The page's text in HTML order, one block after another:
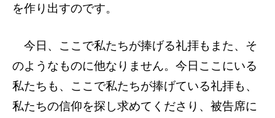
を作り出すのです。
今日、ここで私たちが捧げる礼拝もまた、そ
のようなものに他なりません。今日ここにいる
私たちも、ここで私たちが捧げている礼拝も、
私たちの信仰を探し求めてくださり、被告席に